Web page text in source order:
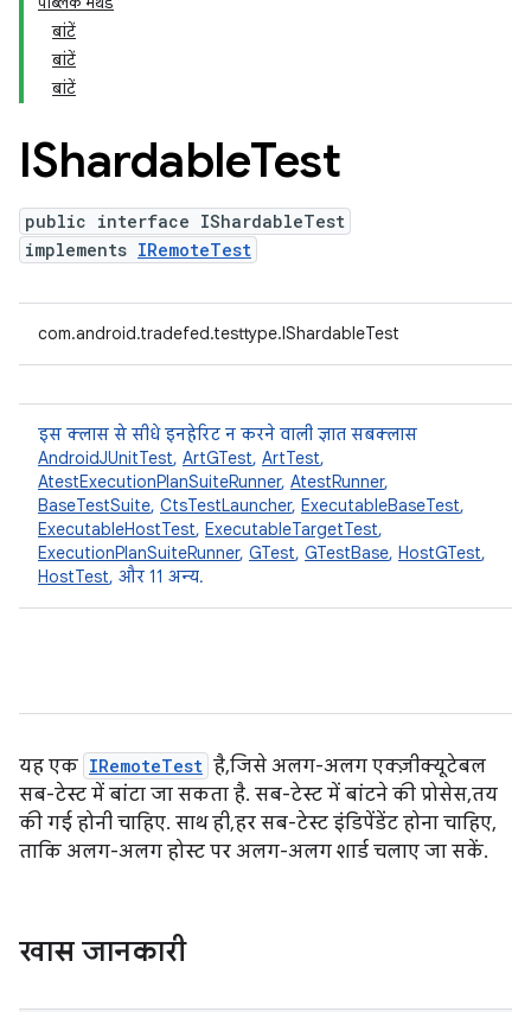
बांटें
बांटें
बांटें
IShardableTest
public interface IShardableTest
implements IRemoteTest
com.android.tradefed.testtype.IShardableTest
इस क्लास से सीधे इनहेरिट न करने वाली ज्ञात सबक्लास
AndroidJUnitTest, ArtGTest, ArtTest,
AtestExecutionPlanSuiteRunner, AtestRunner,
BaseTestSuite, CtsTestLauncher, ExecutableBaseTest,
ExecutableHostTest, ExecutableTargetTest,
ExecutionPlanSuiteRunner, GTest, GTestBase, HostGTest,
HostTest, और 11 अन्य.
यह एक IRemoteTest है, जिसे अलग-अलग एक्ज़ीक्यूटेबल
सब-टेस्ट में बांटा जा सकता है. सब-टेस्ट में बांटने की प्रोसेस, तय
की गई होनी चाहिए. साथ ही, हर सब-टेस्ट इंडिपेंडेंट होना चाहिए,
ताकि अलग-अलग होस्ट पर अलग-अलग शार्ड चलाए जा सकें.
खास जानकारी